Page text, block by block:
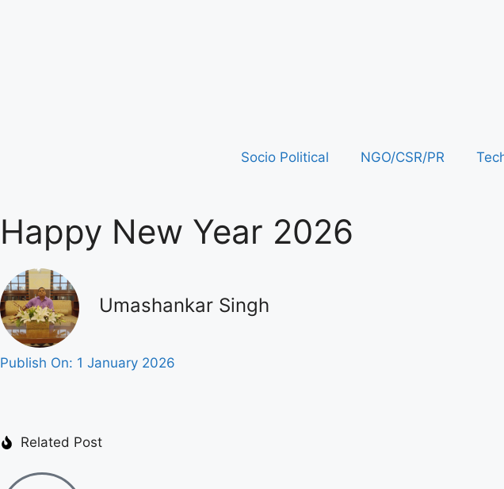
Socio Political NGO/CSR/PR
Happy New Year 2026
Umashankar Singh
Publish On: 1 January 2026
Related Post